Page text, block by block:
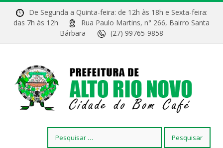
De Segunda a Quinta-feira: de 12h às 18h e Sexta-feira:
das 7h às 12h
Rua Paulo Martins, n° 266, Bairro Santa
Bárbara
(27) 99765-9858
por: